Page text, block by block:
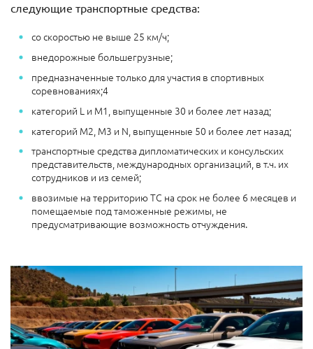
следующие транспортные средства:
со скоростью не выше 25 км/ч;
внедорожные большегрузные;
предназначенные только для участия в спортивных
соревнованиях;4
категорий L и М1, выпущенные 30 и более лет назад;
категорий М2, М3 и N, выпущенные 50 и более лет назад;
транспортные средства дипломатических и консульских
представительств, международных организаций, в т.ч. их
сотрудников и из семей;
ввозимые на территорию ТС на срок не более 6 месяцев и
помещаемые под таможенные режимы, не
предусматривающие возможность отчуждения.